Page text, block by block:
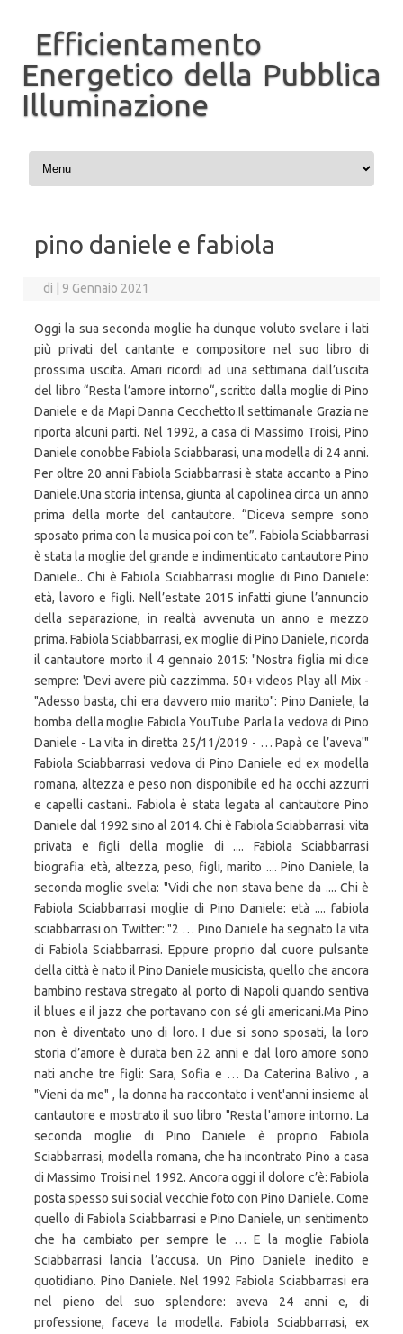
Efficientamento
Energetico della Pubblica
Illuminazione
Vai al contenuto
pino daniele e fabiola
di 9 Gennaio 2021
Oggi la sua seconda moglie ha dunque voluto svelare i lati
più privati del cantante e compositore nel suo libro di
prossima uscita. Amari ricordi ad una settimana dall’uscita
del libro “Resta l’amore intorno“, scritto dalla moglie di Pino
Daniele e da Mapi Danna Cecchetto.Il settimanale Grazia ne
riporta alcuni parti. Nel 1992, a casa di Massimo Troisi, Pino
Daniele conobbe Fabiola Sciabbarasi, una modella di 24 anni.
Per oltre 20 anni Fabiola Sciabbarrasi è stata accanto a Pino
Daniele.Una storia intensa, giunta al capolinea circa un anno
prima della morte del cantautore. “Diceva sempre sono
sposato prima con la musica poi con te”. Fabiola Sciabbarrasi
è stata la moglie del grande e indimenticato cantautore Pino
Daniele.. Chi è Fabiola Sciabbarrasi moglie di Pino Daniele:
età, lavoro e figli. Nell’estate 2015 infatti giune l’annuncio
della separazione, in realtà avvenuta un anno e mezzo
prima. Fabiola Sciabbarrasi, ex moglie di Pino Daniele, ricorda
il cantautore morto il 4 gennaio 2015: "Nostra figlia mi dice
sempre: 'Devi avere più cazzimma. 50+ videos Play all Mix -
"Adesso basta, chi era davvero mio marito": Pino Daniele, la
bomba della moglie Fabiola YouTube Parla la vedova di Pino
Daniele - La vita in diretta 25/11/2019 - … Papà ce l’aveva'"
Fabiola Sciabbarrasi vedova di Pino Daniele ed ex modella
romana, altezza e peso non disponibile ed ha occhi azzurri
e capelli castani.. Fabiola è stata legata al cantautore Pino
Daniele dal 1992 sino al 2014. Chi è Fabiola Sciabbarrasi: vita
privata e figli della moglie di .... Fabiola Sciabbarrasi
biografia: età, altezza, peso, figli, marito .... Pino Daniele, la
seconda moglie svela: "Vidi che non stava bene da .... Chi è
Fabiola Sciabbarrasi moglie di Pino Daniele: età .... fabiola
sciabbarrasi on Twitter: "2 … Pino Daniele ha segnato la vita
di Fabiola Sciabbarrasi. Eppure proprio dal cuore pulsante
della città è nato il Pino Daniele musicista, quello che ancora
bambino restava stregato al porto di Napoli quando sentiva
il blues e il jazz che portavano con sé gli americani.Ma Pino
non è diventato uno di loro. I due si sono sposati, la loro
storia d’amore è durata ben 22 anni e dal loro amore sono
nati anche tre figli: Sara, Sofia e … Da Caterina Balivo , a
"Vieni da me" , la donna ha raccontato i vent'anni insieme al
cantautore e mostrato il suo libro "Resta l'amore intorno. La
seconda moglie di Pino Daniele è proprio Fabiola
Sciabbarrasi, modella romana, che ha incontrato Pino a casa
di Massimo Troisi nel 1992. Ancora oggi il dolore c’è: Fabiola
posta spesso sui social vecchie foto con Pino Daniele. Come
quello di Fabiola Sciabbarrasi e Pino Daniele, un sentimento
che ha cambiato per sempre le … E la moglie Fabiola
Sciabbarrasi lancia l’accusa. Un Pino Daniele inedito e
quotidiano. Pino Daniele. Nel 1992 Fabiola Sciabbarrasi era
nel pieno del suo splendore: aveva 24 anni e, di
professione, faceva la modella. Fabiola Sciabbarrasi, ex